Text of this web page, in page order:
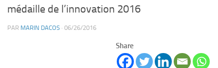
Marin Dacos – National Open Science Coordinator [EN]
Curriculum [FR]
médaille de l’innovation 2016
PAR MARIN DACOS · 06/26/2016
Share